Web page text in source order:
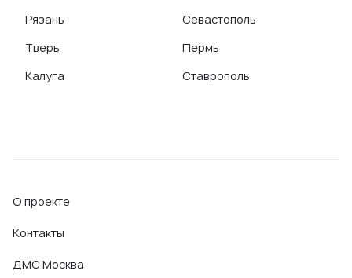
Рязань
Тверь
Калуга
Севастополь
Пермь
Ставрополь
О проекте
Контакты
ДМС Москва